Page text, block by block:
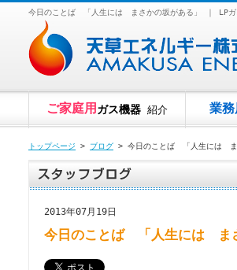
今日のことば 「人生には まさかの坂がある」 ｜ LPガ
ご家庭用 ガス機器 紹介 業務
トップページ > ブログ > 今日のことば 「人生には ま
2013年07月19日
今日のことば 「人生には ま